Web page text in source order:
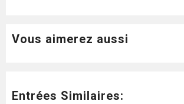
Vous aimerez aussi
Entrées Similaires: